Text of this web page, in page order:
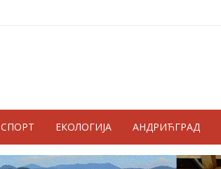
СПОРТ ЕКОЛОГИЈА АНДРИЋГРАД